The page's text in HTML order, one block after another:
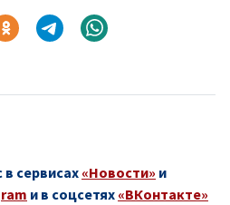
сервисах «Новости» и
и в соцсетях «ВКонтакте»